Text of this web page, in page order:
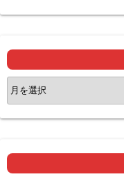
ア
ー
カ
ブ